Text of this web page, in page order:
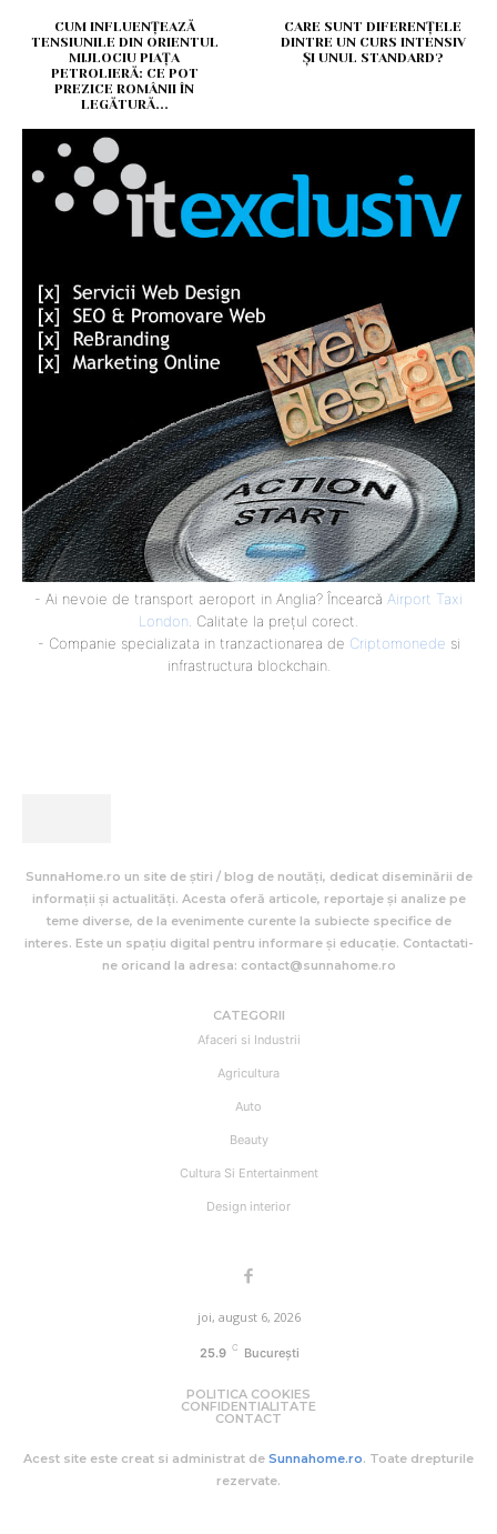
CUM INFLUENȚEAZĂ
TENSIUNILE DIN ORIENTUL
MIJLOCIU PIAȚA
PETROLIERĂ: CE POT
PREZICE ROMÂNII ÎN
LEGĂTURĂ...
CARE SUNT DIFERENȚELE
DINTRE UN CURS INTENSIV
ȘI UNUL STANDARD?
- Ai nevoie de transport aeroport in Anglia? Încearcă Airport Taxi
London. Calitate la prețul corect.
- Companie specializata in tranzactionarea de Criptomonede si
infrastructura blockchain.
SunnaHome.ro un site de știri / blog de noutăți, dedicat diseminării de
informații și actualități. Acesta oferă articole, reportaje și analize pe
teme diverse, de la evenimente curente la subiecte specifice de
interes. Este un spațiu digital pentru informare și educație. Contactati-
ne oricand la adresa: contact@sunnahome.ro
CATEGORII
Afaceri si Industrii
Agricultura
Auto
Beauty
Cultura Si Entertainment
Design interior
joi, august 6, 2026
25.9 C București
POLITICA COOKIES
CONFIDENTIALITATE
CONTACT
Acest site este creat si administrat de Sunnahome.ro. Toate drepturile
rezervate.